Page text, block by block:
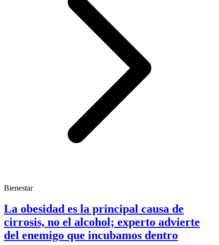
Bienestar
La obesidad es la principal causa de
cirrosis, no el alcohol; experto advierte
del enemigo que incubamos dentro